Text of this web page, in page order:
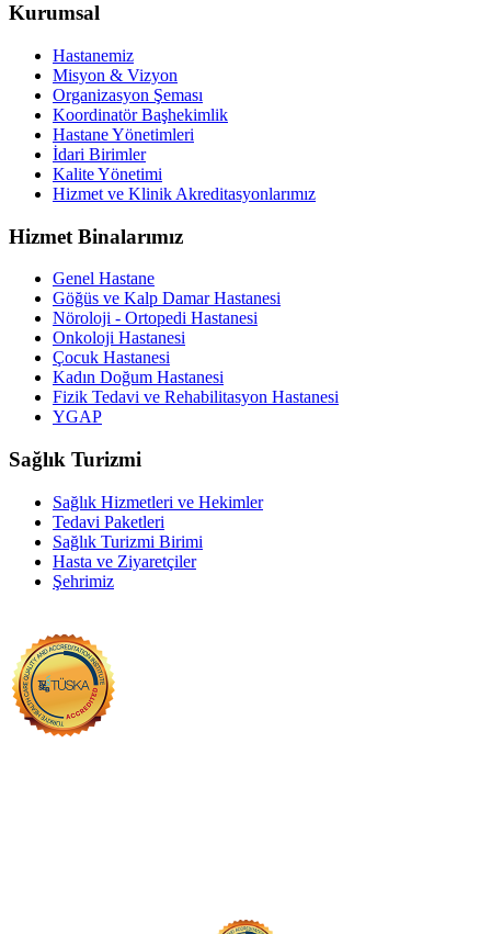
Kurumsal
Hastanemiz
Misyon & Vizyon
Organizasyon Şeması
Koordinatör Başhekimlik
Hastane Yönetimleri
İdari Birimler
Kalite Yönetimi
Hizmet ve Klinik Akreditasyonlarımız
Hizmet Binalarımız
Genel Hastane
Göğüs ve Kalp Damar Hastanesi
Nöroloji - Ortopedi Hastanesi
Onkoloji Hastanesi
Çocuk Hastanesi
Kadın Doğum Hastanesi
Fizik Tedavi ve Rehabilitasyon Hastanesi
YGAP
Sağlık Turizmi
Sağlık Hizmetleri ve Hekimler
Tedavi Paketleri
Sağlık Turizmi Birimi
Hasta ve Ziyaretçiler
Şehrimiz